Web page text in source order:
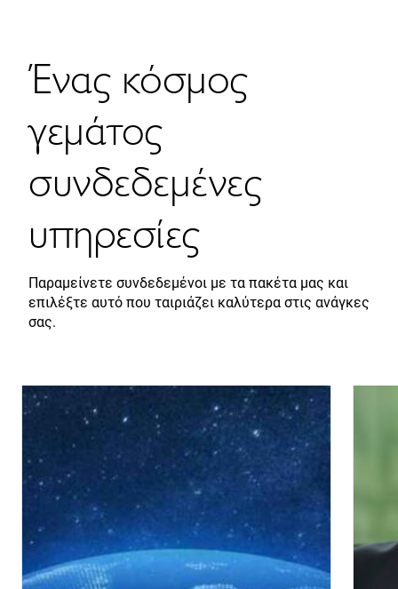
Ένας κόσμος
γεμάτος
συνδεδεμένες
υπηρεσίες
Παραμείνετε συνδεδεμένοι με τα πακέτα μας και
επιλέξτε αυτό που ταιριάζει καλύτερα στις ανάγκες
σας.